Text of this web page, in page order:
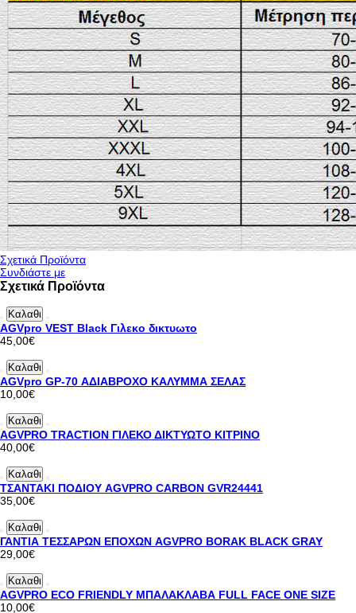
Σχετικά Προϊόντα
Συνδιάστε με
Σχετικά Προϊόντα
Καλαθι
AGVpro VEST Black Γιλεκο δικτυωτο
45,00€
Καλαθι
AGVpro GP-70 ΑΔΙΑΒΡΟΧΟ ΚΑΛΥΜΜΑ ΣΕΛΑΣ
10,00€
Καλαθι
AGVPRO TRACTION ΓΙΛΕΚΟ ΔΙΚΤΥΩΤΟ ΚΙΤΡΙΝΟ
40,00€
Καλαθι
ΤΣΑΝΤΑΚΙ ΠΟΔΙΟΥ AGVPRO CARBON GVR24441
35,00€
Καλαθι
ΓΑΝΤΙΑ ΤΕΣΣΑΡΩΝ ΕΠΟΧΩΝ AGVPRO BORAK BLACK GRAY
29,00€
Καλαθι
AGVPRO ECO FRIENDLY ΜΠΑΛΑΚΛΑΒΑ FULL FACE ONE SIZE
10,00€